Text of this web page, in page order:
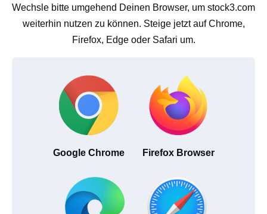
Wechsle bitte umgehend Deinen Browser, um stock3.com
weiterhin nutzen zu können. Steige jetzt auf Chrome,
Firefox, Edge oder Safari um.
Google Chrome Firefox Browser